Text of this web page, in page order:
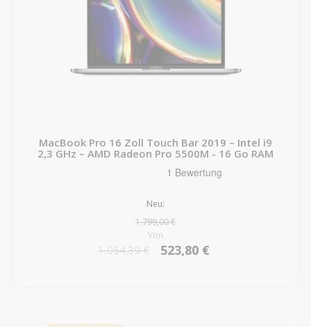
MacBook Pro 16 Zoll Touch Bar 2019 – Intel i9
2,3 GHz – AMD Radeon Pro 5500M - 16 Go RAM
Neu:
1.799,00 €
Von
1.054,39 € 523,80 €